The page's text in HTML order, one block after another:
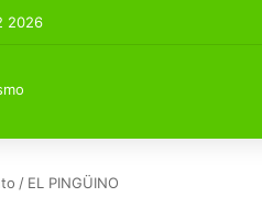
2026
/ EL PINGÜINO